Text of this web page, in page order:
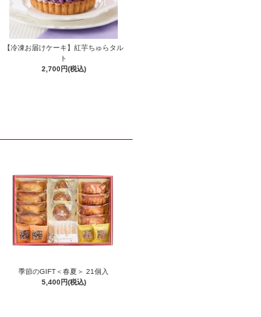
【冷凍お届けケーキ】紅芋ちゅらタル
ト
2,700円(税込)
季節のGIFT＜春夏＞ 21個入
5,400円(税込)